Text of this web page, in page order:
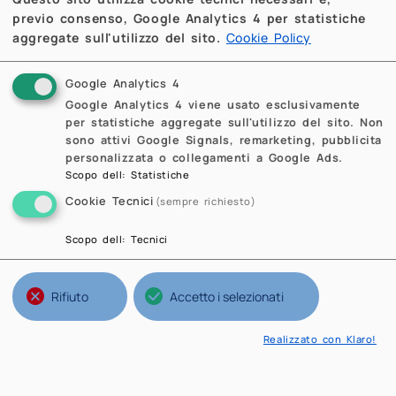
Abstract
Download full text (0.7 MB)
QDD228 - 06/07/2017
Bucur, D.; Fragalà, I.; Velichkov, B.;
Verzini, G.
On the honeycomb conjecture for
a class of minimal convex
partitions
Abstract
Download full text (0.5 MB)
previo consenso, Google Analytics 4 per statistiche
aggregate sull'utilizzo del sito. Cookie Policy
Google Analytics 4
Google Analytics 4 viene usato esclusivamente
per statistiche aggregate sull'utilizzo del sito. Non
sono attivi Google Signals, remarketing, pubblicita
personalizzata o collegamenti a Google Ads.
Scopo dell:Statistiche
Cookie Tecnici (sempre richiesto)
Scopo dell:Tecnici
Rifiuto Accetto i selezionati
Realizzato con Klaro!